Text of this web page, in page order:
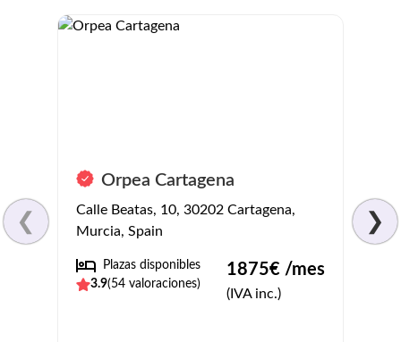
❮
Orpea Cartagena
Calle Beatas, 10, 30202 Cartagena,
Murcia, Spain
Plazas disponibles
3.9(54 valoraciones)
1875€ /mes
(IVA inc.)
❯